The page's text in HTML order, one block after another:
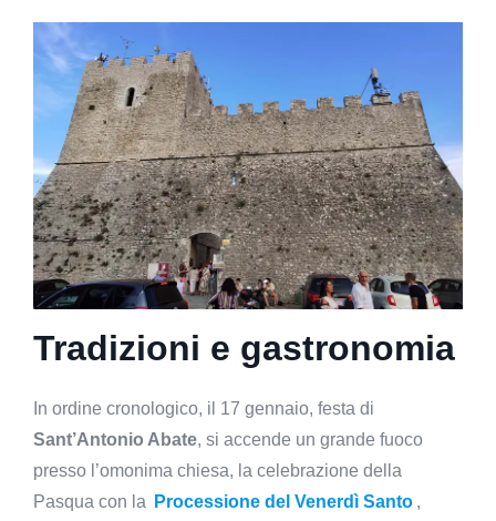
Tradizioni e gastronomia
In ordine cronologico, il 17 gennaio, festa di
Sant’Antonio Abate, si accende un grande fuoco
presso l’omonima chiesa, la celebrazione della
Pasqua con la
Processione del Venerdì Santo ,